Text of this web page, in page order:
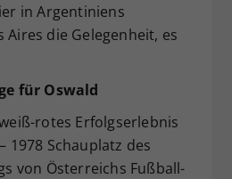
in Argentiniens
die Gelegenheit, es
für Oswald
rotes Erfolgserlebnis
1978 Schauplatz des
von Österreichs Fußball-